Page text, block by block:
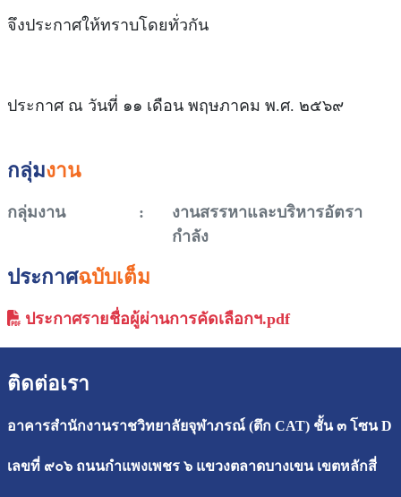
จึงประกาศให้ทราบโดยทั่วกัน
ประกาศ ณ วันที่ ๑๑ เดือน พฤษภาคม พ.ศ. ๒๕๖๙
กลุ่มงาน
กลุ่มงาน :
งานสรรหาและบริหารอัตรา
กำลัง
ประกาศฉบับเต็ม
ประกาศรายชื่อผู้ผ่านการคัดเลือกฯ.pdf
ติดต่อเรา
อาคารสำนักงานราชวิทยาลัยจุฬาภรณ์ (ตึก CAT) ชั้น ๓ โซน D
เลขที่ ๙๐๖ ถนนกำแพงเพชร ๖ แขวงตลาดบางเขน เขตหลักสี่